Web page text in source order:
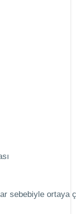
sebebiyle ortaya